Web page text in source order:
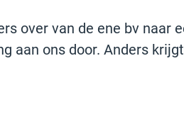
over van de ene bv naar
aan ons door. Anders